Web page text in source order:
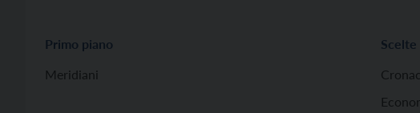
Primo piano
Meridiani